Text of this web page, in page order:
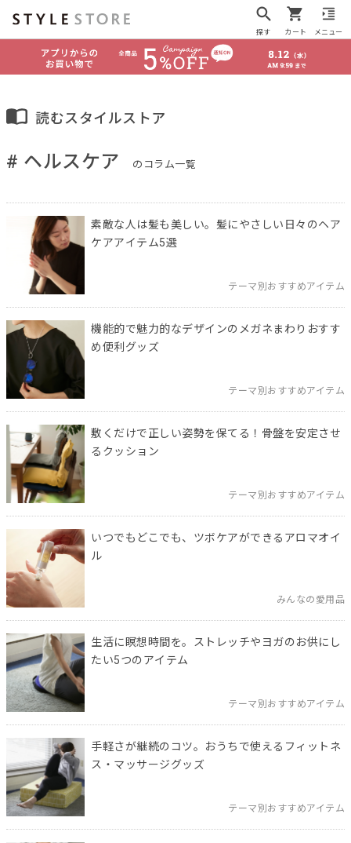
探す カート メニュー
読むスタイルストア
# ヘルスケア のコラム一覧
テーマ別おすすめアイテム
素敵な人は髪も美しい。髪にやさしい日々のヘア
ケアアイテム5選
テーマ別おすすめアイテム
機能的で魅力的なデザインのメガネまわりおすす
め便利グッズ
テーマ別おすすめアイテム
敷くだけで正しい姿勢を保てる！骨盤を安定させ
るクッション
みんなの愛用品
いつでもどこでも、ツボケアができるアロマオイ
ル
テーマ別おすすめアイテム
生活に瞑想時間を。ストレッチやヨガのお供にし
たい5つのアイテム
テーマ別おすすめアイテム
手軽さが継続のコツ。おうちで使えるフィットネ
ス・マッサージグッズ